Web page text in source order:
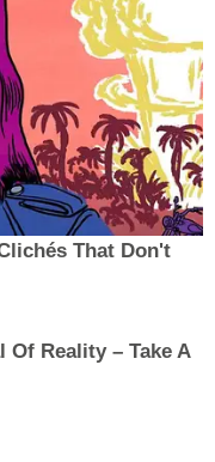
That Don't
Reality – Take A